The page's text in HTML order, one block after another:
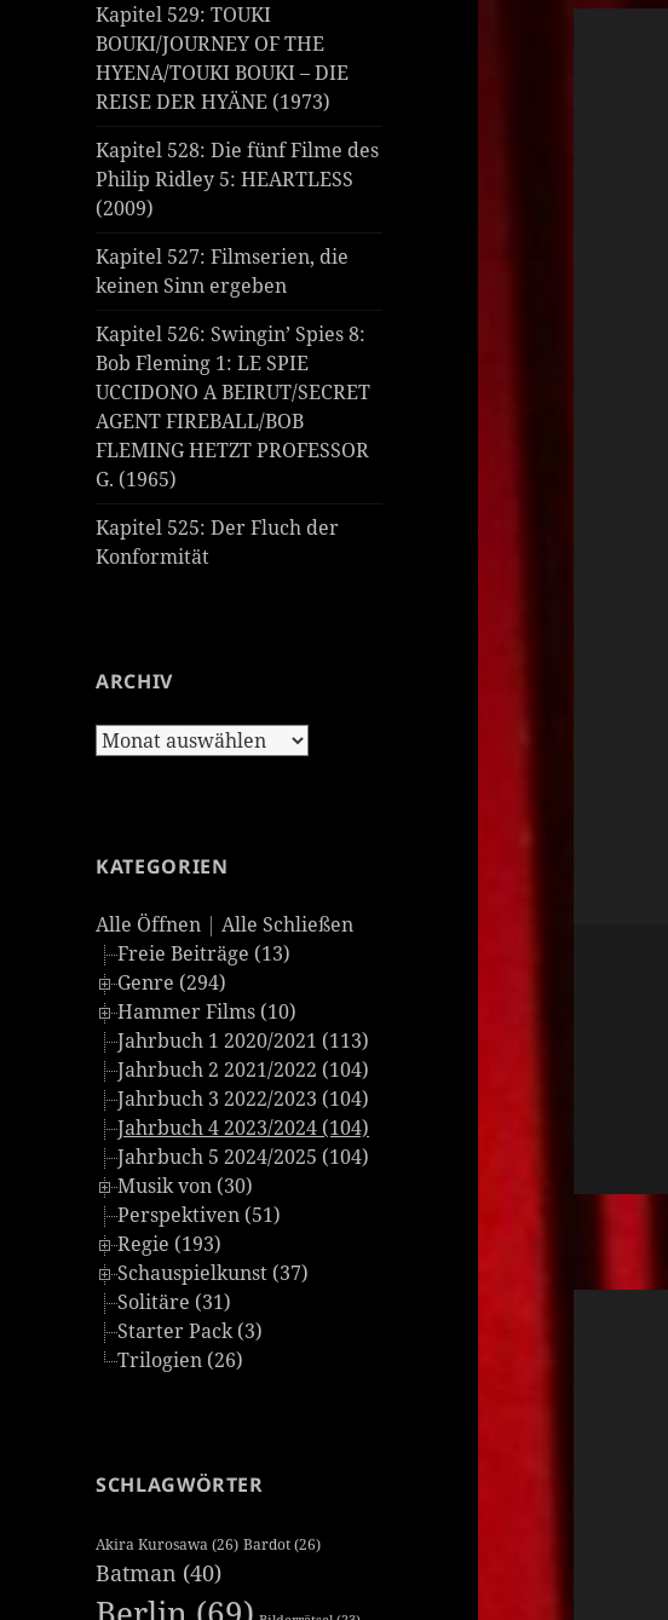
Kapitel 529: TOUKI
BOUKI/JOURNEY OF THE
HYENA/TOUKI BOUKI – DIE
REISE DER HYÄNE (1973)
Kapitel 528: Die fünf Filme des
Philip Ridley 5: HEARTLESS
(2009)
Kapitel 527: Filmserien, die
keinen Sinn ergeben
Kapitel 526: Swingin’ Spies 8:
Bob Fleming 1: LE SPIE
UCCIDONO A BEIRUT/SECRET
AGENT FIREBALL/BOB
FLEMING HETZT PROFESSOR
G. (1965)
Kapitel 525: Der Fluch der
Konformität
ARCHIV
Archiv
KATEGORIEN
Alle Öffnen |Alle Schließen
Freie Beiträge (13)
Genre (294)
Hammer Films (10)
Jahrbuch 1 2020/2021 (113)
Jahrbuch 2 2021/2022 (104)
Jahrbuch 3 2022/2023 (104)
Jahrbuch 4 2023/2024 (104)
Jahrbuch 5 2024/2025 (104)
Musik von (30)
Perspektiven (51)
Regie (193)
Schauspielkunst (37)
Solitäre (31)
Starter Pack (3)
Trilogien (26)
SCHLAGWÖRTER
Akira Kurosawa (26) Bardot(26)
Batman (40)